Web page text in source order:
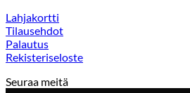
Lahjakortti
Tilausehdot
Palautus
Rekisteriseloste
Seuraa meitä